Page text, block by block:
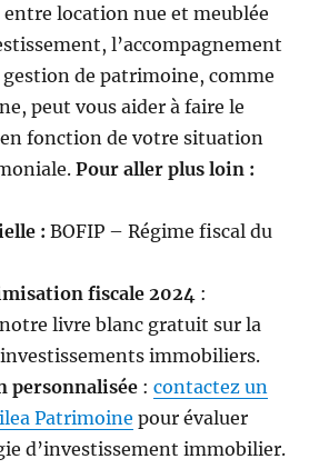
entre location nue et meublée
l’accompagnement
gestion de patrimoine, comme
peut vous aider à faire le
fonction de votre situation
Pour aller plus loin :
:BOFIP – Régime fiscal du
fiscale 2024 :
livre blanc gratuit sur la
immobiliers.
personnalisée :contactez un
Patrimoine pour évaluer
d’investissement immobilier.